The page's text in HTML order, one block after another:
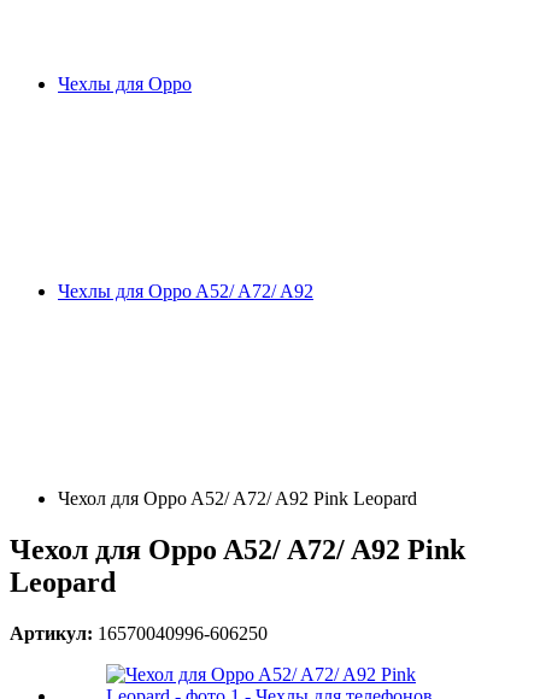
Чехлы для Oppo
Чехлы для Oppo A52/ A72/ A92
Чехол для Oppo A52/ A72/ A92 Pink Leopard
Чехол для Oppo A52/ A72/ A92 Pink
Leopard
Артикул: 16570040996-606250